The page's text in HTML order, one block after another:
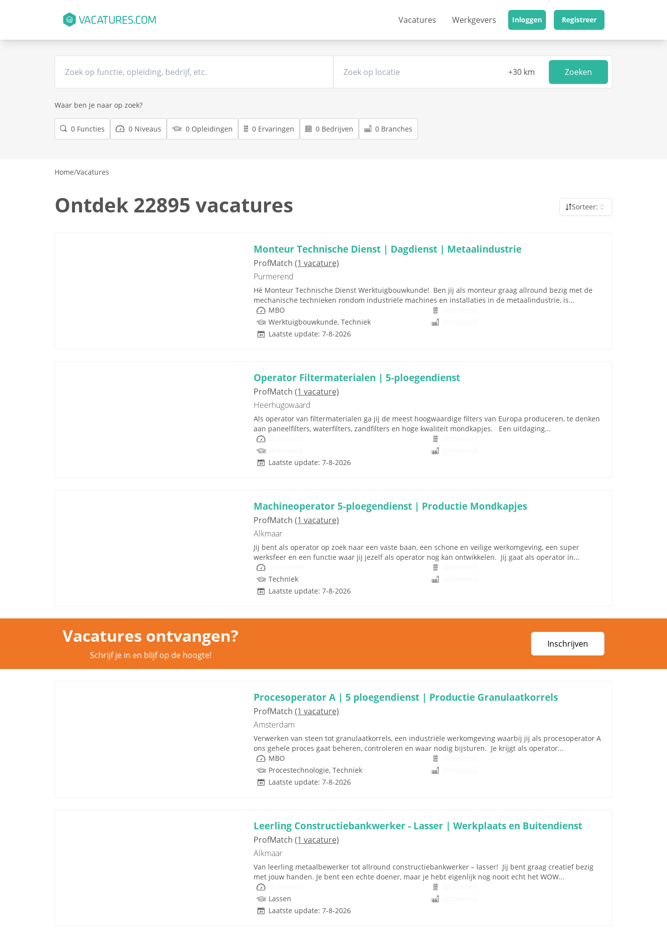
Vacatures Werkgevers Inloggen Registreer
Zoeken
Waar ben je naar op zoek?
0 Functies 0 Niveaus 0 Opleidingen 0 Ervaringen 0 Bedrijven 0 Branches
Home/Vacatures
Ontdek 22895 vacatures Sorteer:
Monteur Technische Dienst | Dagdienst | Metaalindustrie
ProfMatch (1 vacature)
Purmerend
Hé Monteur Technische Dienst Werktuigbouwkunde! Ben jij als monteur graag allround bezig met de
mechanische technieken rondom industriële machines en installaties in de metaalindustrie, is...
MBO
Werktuigbouwkunde, Techniek
Laatste update: 7-8-2026
Operator Filtermaterialen | 5-ploegendienst
ProfMatch (1 vacature)
Heerhugowaard
Als operator van filtermaterialen ga jij de meest hoogwaardige filters van Europa produceren, te denken
aan paneelfilters, waterfilters, zandfilters en hoge kwaliteit mondkapjes. Een uitdaging...
Laatste update: 7-8-2026
Machineoperator 5-ploegendienst | Productie Mondkapjes
ProfMatch (1 vacature)
Alkmaar
Jij bent als operator op zoek naar een vaste baan, een schone en veilige werkomgeving, een super
werksfeer en een functie waar jij jezelf als operator nog kan ontwikkelen. Jij gaat als operator in...
Techniek
Laatste update: 7-8-2026
Vacatures ontvangen?
Schrijf je in en blijf op de hoogte!
Inschrijven
Procesoperator A | 5 ploegendienst | Productie Granulaatkorrels
ProfMatch (1 vacature)
Amsterdam
Verwerken van steen tot granulaatkorrels, een industriële werkomgeving waarbij jij als procesoperator A
ons gehele proces gaat beheren, controleren en waar nodig bijsturen. Je krijgt als operator...
MBO
Procestechnologie, Techniek
Laatste update: 7-8-2026
Leerling Constructiebankwerker - Lasser | Werkplaats en Buitendienst
ProfMatch (1 vacature)
Alkmaar
Van leerling metaalbewerker tot allround constructiebankwerker – lasser! Jij bent graag creatief bezig
met jouw handen. Je bent een echte doener, maar je hebt eigenlijk nog nooit echt het WOW...
Lassen
Laatste update: 7-8-2026